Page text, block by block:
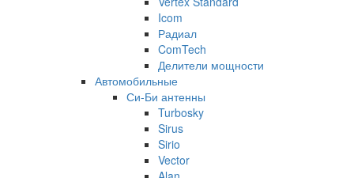
Icom
Радиал
ComTech
Делители мощности
Автомобильные
Си-Би антенны
Turbosky
Sirus
Sirio
Vector